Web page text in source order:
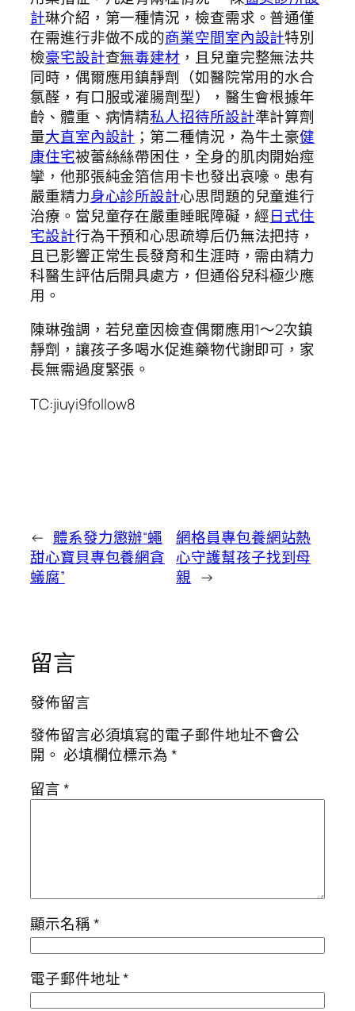
計琳介紹，第一種情況，檢查需求。普通僅
在需進行非做不成的商業空間室內設計特別
檢豪宅設計查無毒建材 ，且兒童完整無法共
同時，偶爾應用鎮靜劑（如醫院常用的水合
氯醛，有口服或灌腸劑型），醫生會根據年
齡、體重、病情精私人招待所設計準計算劑
量大直室內設計 ；第二種情況，為牛土豪健
康住宅被蕾絲絲帶困住，全身的肌肉開始痙
攣，他那張純金箔信用卡也發出哀嚎。患有
嚴重精力身心診所設計心思問題的兒童進行
治療。當兒童存在嚴重睡眠障礙，經日式住
宅設計行為干預和心思疏導后仍無法把持，
且已影響正常生長發育和生涯時，需由精力
科醫生評估后開具處方，但通俗兒科極少應
用。
陳琳強調，若兒童因檢查偶爾應用1～2次鎮
靜劑，讓孩子多喝水促進藥物代謝即可，家
長無需過度緊張。
TC:jiuyi9follow8
← 體系發力懲辦“蠅
甜心寶貝專包養網貪
蟻腐”
網格員專包養網站熱
心守護幫孩子找到母
親 →
留言
發佈留言
發佈留言必須填寫的電子郵件地址不會公
開。 必填欄位標示為*
留言*
顯示名稱*
電子郵件地址*